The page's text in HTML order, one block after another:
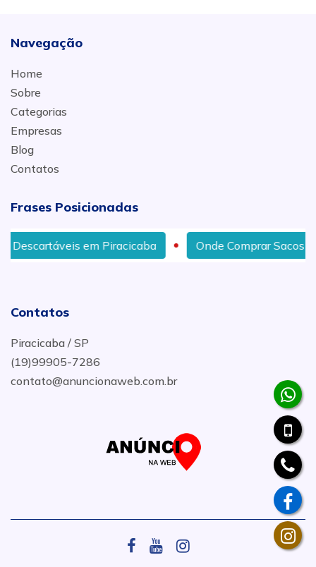
Navegação
Home
Sobre
Categorias
Empresas
Blog
Contatos
Frases Posicionadas
Piracicaba Onde Comprar Sacos Plásticos em
Contatos
Piracicaba / SP
(19)99905-7286
contato@anuncionaweb.com.br